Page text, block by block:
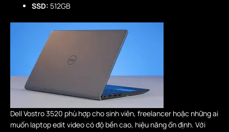
SSD: 512GB
Dell Vostro 3520 phù hợp cho sinh viên, freelancer hoặc những ai
muốn laptop edit video có độ bền cao, hiệu năng ổn định. Với